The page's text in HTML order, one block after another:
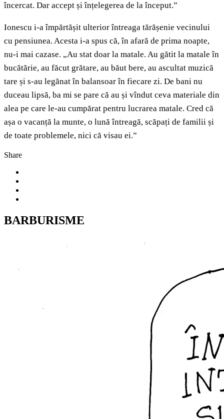
încercat. Dar accept și înțelegerea de la început.”
Ionescu i-a împărtășit ulterior întreaga tărășenie vecinului
cu pensiunea. Acesta i-a spus că, în afară de prima noapte,
nu-i mai cazase. „Au stat doar la matale. Au gătit la matale în
bucătărie, au făcut grătare, au băut bere, au ascultat muzică
tare și s-au legănat în balansoar în fiecare zi. De bani nu
duceau lipsă, ba mi se pare că au și vîndut ceva materiale din
alea pe care le-au cumpărat pentru lucrarea matale. Cred că
așa o vacanță la munte, o lună întreagă, scăpați de familii și
de toate problemele, nici că visau ei.”
Share
BARBURISME